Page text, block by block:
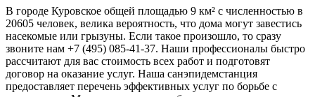
В городе Куровское общей площадью 9 км² с численностью в
20605 человек, велика вероятность, что дома могут завестись
насекомые или грызуны. Если такое произошло, то сразу
звоните нам +7 (495) 085-41-37. Наши профессионалы быстро
рассчитают для вас стоимость всех работ и подготовят
договор на оказание услуг. Наша санэпидемстанция
предоставляет перечень эффективных услуг по борьбе с